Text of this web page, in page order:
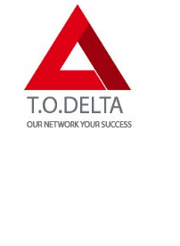
L’uscita di scena di